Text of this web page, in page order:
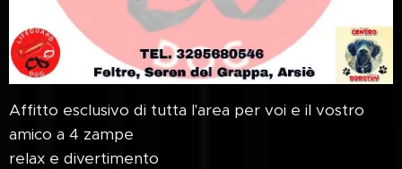
Affitto esclusivo di tutta l'area per voi e il vostro
amico a 4 zampe🐶
relax e divertimento